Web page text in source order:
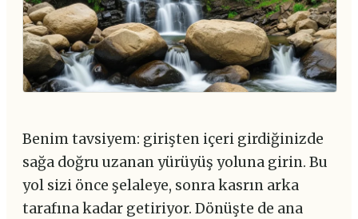
Benim tavsiyem: girişten içeri girdiğinizde
sağa doğru uzanan yürüyüş yoluna girin. Bu
yol sizi önce şelaleye, sonra kasrın arka
tarafına kadar getiriyor. Dönüşte de ana